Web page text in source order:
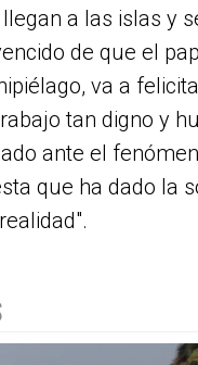
a las islas y
de que el
va a
tan digno y
ante el
que ha dado la